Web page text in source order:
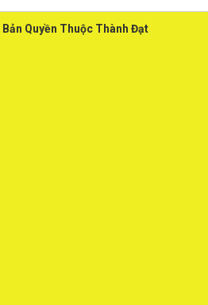
Bản Quyền Thuộc Thành Đạt